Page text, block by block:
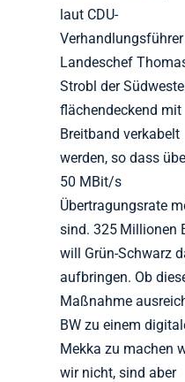
laut CDU-
Landeschef
Strobl der
flächendeckend mit
Breitband verkabelt
werden, so dass
50 MBit/s
Übertragungsrate
sind. 325 Millionen
will Grün-Schwarz
aufbringen. Ob
Maßnahme
BW zu einem
Mekka zu machen
wir nicht, sind aber